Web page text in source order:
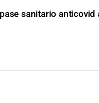
sanitario